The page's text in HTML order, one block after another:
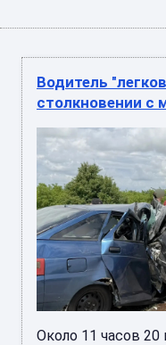
Водитель
столкновении с
Около 11 часов